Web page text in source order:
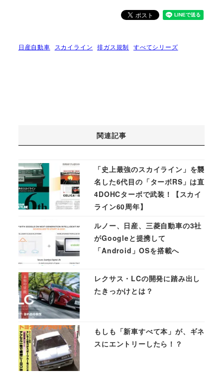
日産自動車 スカイライン 排ガス規制 すべてシリーズ
関連記事
「史上最強のスカイライン」を襲
名した6代目の「ターボRS」は直
4DOHCターボで武装！【スカイ
ライン60周年】
ルノー、日産、三菱自動車の3社
がGoogleと提携して
「Android」OSを搭載へ
レクサス・LCの開発に踏み出し
たきっかけとは？
もしも「新車すべて本」が、ギネ
スにエントリーしたら！？